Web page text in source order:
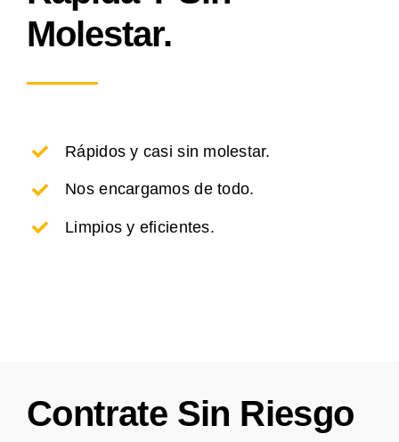
Molestar.
Rápidos y casi sin molestar.
Nos encargamos de todo.
Limpios y eficientes.
Contrate Sin Riesgo